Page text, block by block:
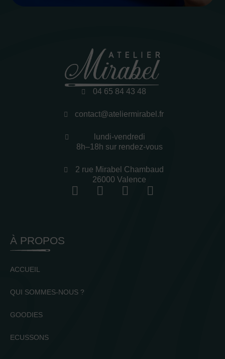
04 65 84 43 48
contact@ateliermirabel.fr
lundi-vendredi
8h–18h sur rendez-vous
2 rue Mirabel Chambaud
26000 Valence
À PROPOS
ACCUEIL
QUI SOMMES-NOUS ?
GOODIES
ECUSSONS